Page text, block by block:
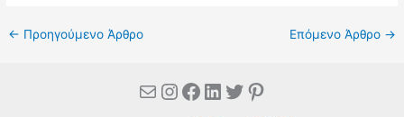
← Προηγούμενο Άρθρο Επόμενο Άρθρο →
MailInstagram
Facebook
Linkedin
Twitter
Pinterest